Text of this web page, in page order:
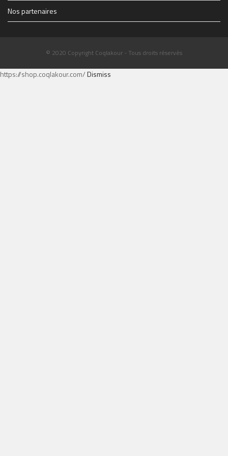
Nos partenaires
© 2020 Copyright Coqlakour - Tous droits réservés
https://shop.coqlakour.com/Dismiss